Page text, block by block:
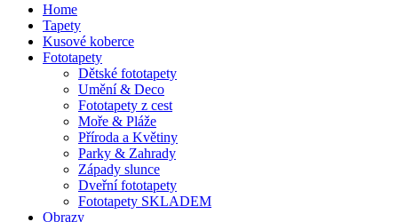
Home
Tapety
Kusové koberce
Fototapety
Dětské fototapety
Umění & Deco
Fototapety z cest
Moře & Pláže
Příroda a Květiny
Parky & Zahrady
Západy slunce
Dveřní fototapety
Fototapety SKLADEM
Obrazy